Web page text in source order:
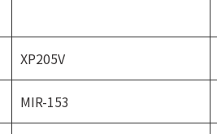
XP205V
MIR-153